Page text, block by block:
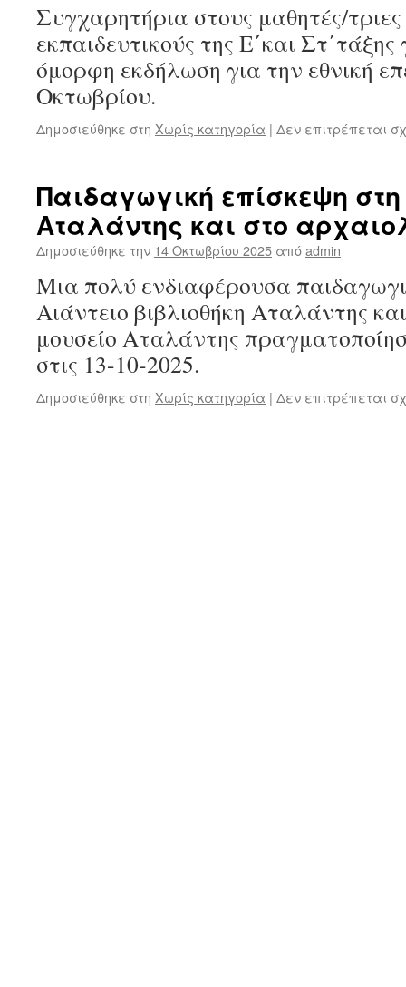
Συγχαρητήρια στους μαθητές/τριες
εκπαιδευτικούς της Ε΄και
όμορφη εκδήλωση για την εθνική
Οκτωβρίου.
Δημοσιεύθηκε στη Χωρίς κατηγορία | Δεν επιτρέπεται
Παιδαγωγική επίσκεψη στη
Αταλάντης και στο
Δημοσιεύθηκε την 14 Οκτωβρίου 2025 απόadmin
Μια πολύ ενδιαφέρουσα
Αιάντειο βιβλιοθήκη Αταλάντης
μουσείο Αταλάντης
στις 13-10-2025.
Δημοσιεύθηκε στη Χωρίς κατηγορία | Δεν επιτρέπεται